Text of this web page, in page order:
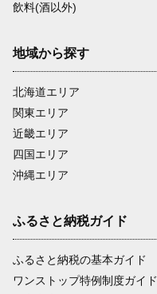
飲料(酒以外)
地域から探す
北海道エリア
関東エリア
近畿エリア
四国エリア
沖縄エリア
ふるさと納税ガイド
ふるさと納税の基本ガイド
ワンストップ特例制度ガイド